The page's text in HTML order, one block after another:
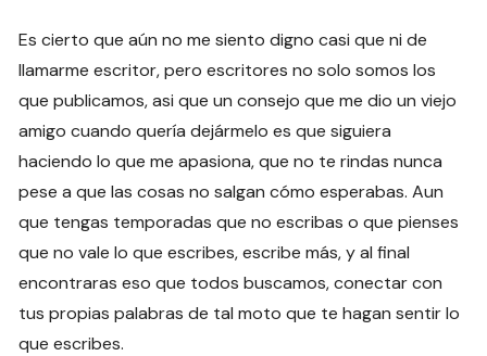
Es cierto que aún no me siento digno casi que ni de
llamarme escritor, pero escritores no solo somos los
que publicamos, asi que un consejo que me dio un viejo
amigo cuando quería dejármelo es que siguiera
haciendo lo que me apasiona, que no te rindas nunca
pese a que las cosas no salgan cómo esperabas. Aun
que tengas temporadas que no escribas o que pienses
que no vale lo que escribes, escribe más, y al final
encontraras eso que todos buscamos, conectar con
tus propias palabras de tal moto que te hagan sentir lo
que escribes.